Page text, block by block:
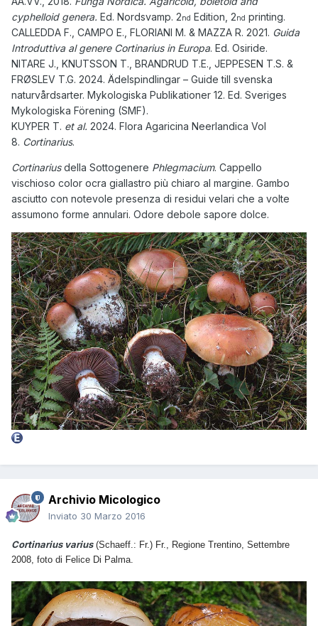
cyphelloid genera. Ed. Nordsvamp. 2nd Edition, 2nd printing.
CALLEDDA F., CAMPO E., FLORIANI M. & MAZZA R. 2021. Guida
Introduttiva al genere Cortinarius in Europa. Ed. Osiride.
NITARE J., KNUTSSON T., BRANDRUD T.E., JEPPESEN T.S. &
FRØSLEV T.G. 2024. Ädelspindlingar – Guide till svenska
naturvårdsarter. Mykologiska Publikationer 12. Ed. Sveriges
Mykologiska Förening (SMF).
KUYPER T. et al. 2024. Flora Agaricina Neerlandica Vol
8. Cortinarius.
Cortinariusdella Sottogenere Phlegmacium. Cappello
vischioso color ocra giallastro più chiaro al margine. Gambo
asciutto con notevole presenza di residui velari che a volte
assumono forme annulari. Odore debole sapore dolce.
Archivio Micologico
Inviato 30 Marzo 2016
Cortinarius varius(Schaeff.: Fr.) Fr., Regione Trentino, Settembre
2008, foto di Felice Di Palma.